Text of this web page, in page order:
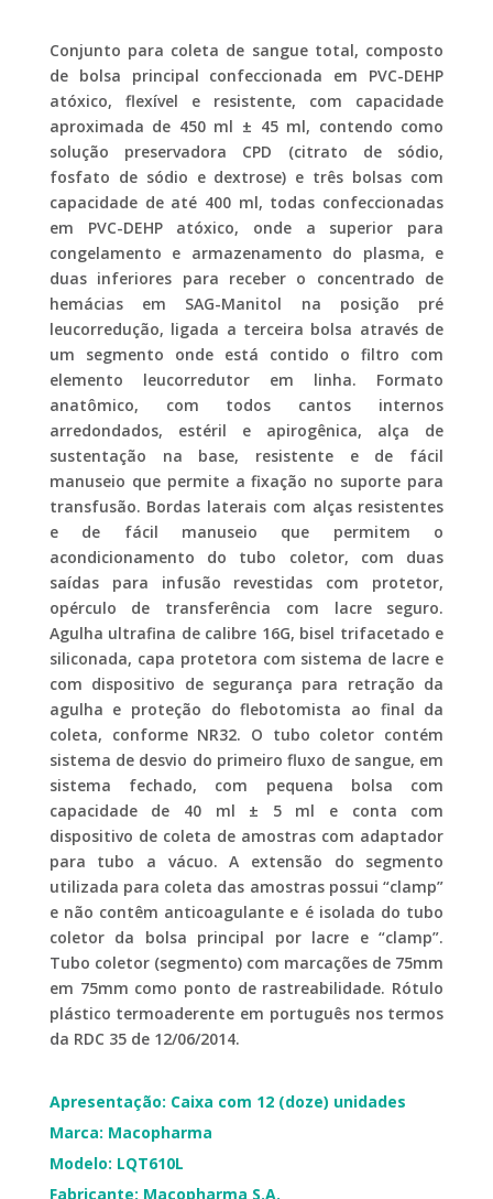
Conjunto para coleta de sangue total, composto
de bolsa principal confeccionada em PVC-DEHP
atóxico, flexível e resistente, com capacidade
aproximada de 450 ml ± 45 ml, contendo como
solução preservadora CPD (citrato de sódio,
fosfato de sódio e dextrose) e três bolsas com
capacidade de até 400 ml, todas confeccionadas
em PVC-DEHP atóxico, onde a superior para
congelamento e armazenamento do plasma, e
duas inferiores para receber o concentrado de
hemácias em SAG-Manitol na posição pré
leucorredução, ligada a terceira bolsa através de
um segmento onde está contido o filtro com
elemento leucorredutor em linha. Formato
anatômico, com todos cantos internos
arredondados, estéril e apirogênica, alça de
sustentação na base, resistente e de fácil
manuseio que permite a fixação no suporte para
transfusão. Bordas laterais com alças resistentes
e de fácil manuseio que permitem o
acondicionamento do tubo coletor, com duas
saídas para infusão revestidas com protetor,
opérculo de transferência com lacre seguro.
Agulha ultrafina de calibre 16G, bisel trifacetado e
siliconada, capa protetora com sistema de lacre e
com dispositivo de segurança para retração da
agulha e proteção do flebotomista ao final da
coleta, conforme NR32. O tubo coletor contém
sistema de desvio do primeiro fluxo de sangue, em
sistema fechado, com pequena bolsa com
capacidade de 40 ml ± 5 ml e conta com
dispositivo de coleta de amostras com adaptador
para tubo a vácuo. A extensão do segmento
utilizada para coleta das amostras possui “clamp”
e não contêm anticoagulante e é isolada do tubo
coletor da bolsa principal por lacre e “clamp”.
Tubo coletor (segmento) com marcações de 75mm
em 75mm como ponto de rastreabilidade. Rótulo
plástico termoaderente em português nos termos
da RDC 35 de 12/06/2014.
Apresentação: Caixa com 12 (doze) unidades
Marca: Macopharma
Modelo: LQT610L
Fabricante: Macopharma S.A.